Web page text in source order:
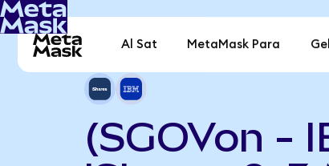
Al Sat MetaMask Para
(SGOVon -